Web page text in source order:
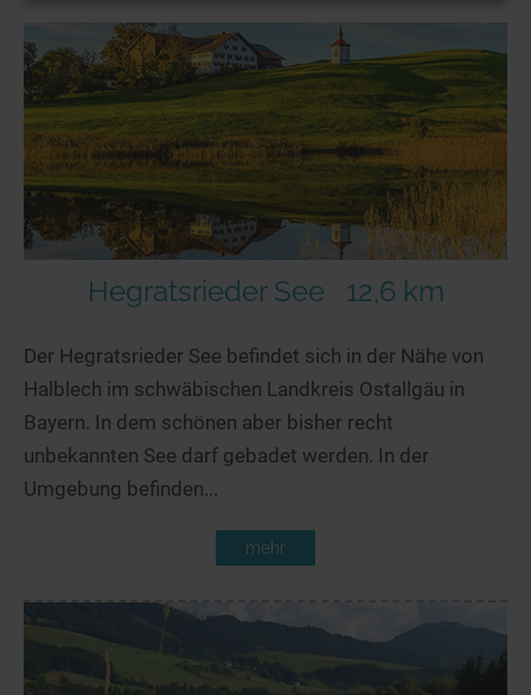
Hegratsrieder See 12,6 km
Der Hegratsrieder See befindet sich in der Nähe von
Halblech im schwäbischen Landkreis Ostallgäu in
Bayern. In dem schönen aber bisher recht
unbekannten See darf gebadet werden. In der
Umgebung befinden...
mehr